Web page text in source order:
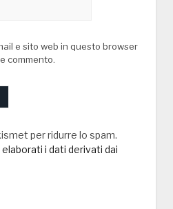
e sito web in questo browser
commento.
per ridurre lo spam.
i dati derivati dai